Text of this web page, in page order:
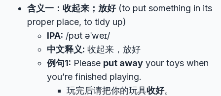
含义一：收起来；放好(to put something in its
proper place, to tidy up)
IPA: /pʊt əˈweɪ/
中文释义: 收起来，放好
例句1: Please put away your toys when
you’re finished playing.
玩完后请把你的玩具收好。